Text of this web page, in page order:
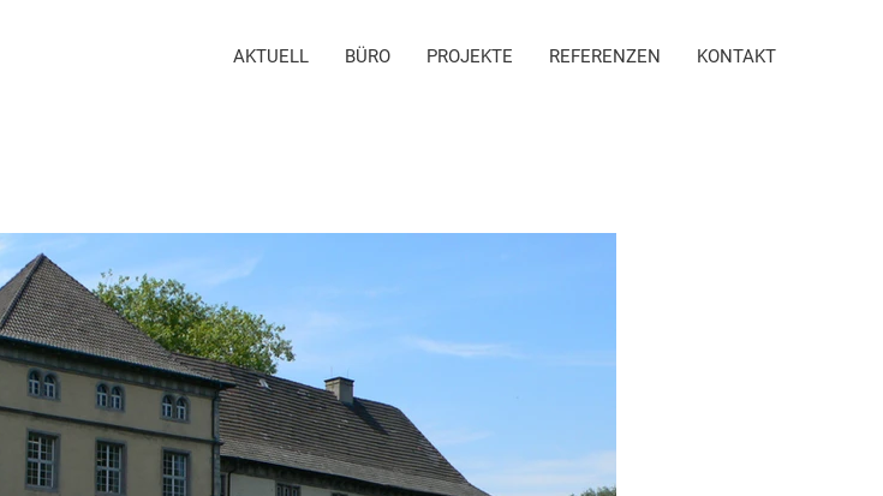
AKTUELL BÜRO PROJEKTE REFERENZEN KONTAKT